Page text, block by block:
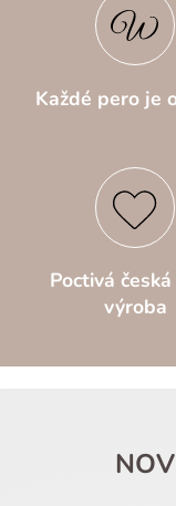
Každé pero je
Poctivá
výroba